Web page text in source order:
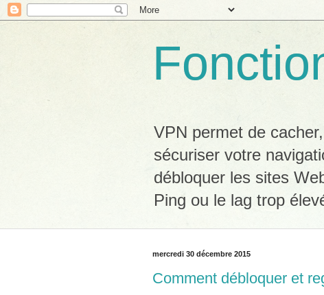
VPN permet de
sécuriser votre
débloquer les sites
Ping ou le lag trop
mercredi 30 décembre 2015
Comment débloquer et